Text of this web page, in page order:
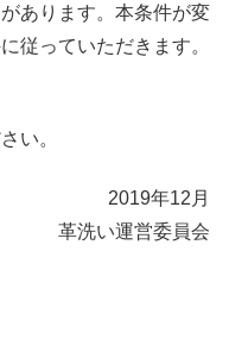
あります。本条件が変
従っていただきます。
い。
2019年12月
革洗い運営委員会